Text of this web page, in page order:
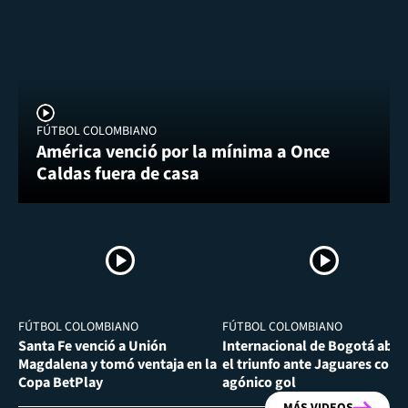
FÚTBOL COLOMBIANO
América venció por la mínima a Once
Caldas fuera de casa
FÚTBOL COLOMBIANO
Santa Fe venció a Unión
Magdalena y tomó ventaja en la
Copa BetPlay
FÚTBOL COLOMBIANO
Internacional de Bogotá
el triunfo ante Jaguares con
agónico gol